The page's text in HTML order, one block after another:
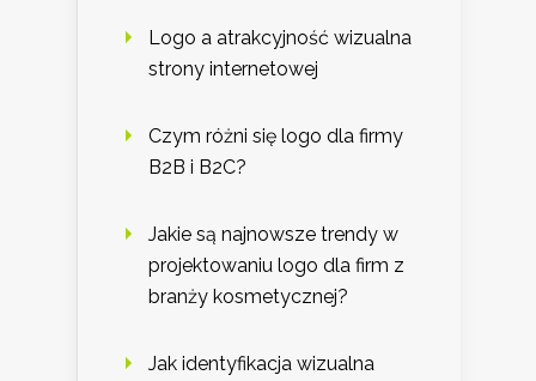
Logo a atrakcyjność wizualna
strony internetowej
Czym różni się logo dla firmy
B2B i B2C?
Jakie są najnowsze trendy w
projektowaniu logo dla firm z
branży kosmetycznej?
Jak identyfikacja wizualna